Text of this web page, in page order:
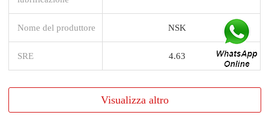
Nome del produttore NSK
SRE 4.63
Visualizza altro